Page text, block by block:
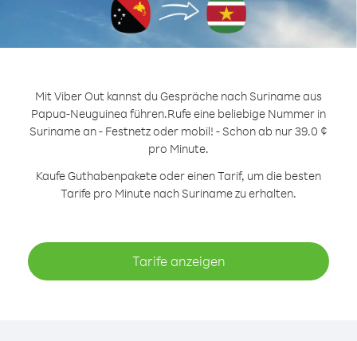
Mit Viber Out kannst du Gespräche nach Suriname aus
Papua-Neuguinea führen.Rufe eine beliebige Nummer in
Suriname an - Festnetz oder mobil! - Schon ab nur 39.0 ¢
pro Minute.
Kaufe Guthabenpakete oder einen Tarif, um die besten
Tarife pro Minute nach Suriname zu erhalten.
Tarife anzeigen